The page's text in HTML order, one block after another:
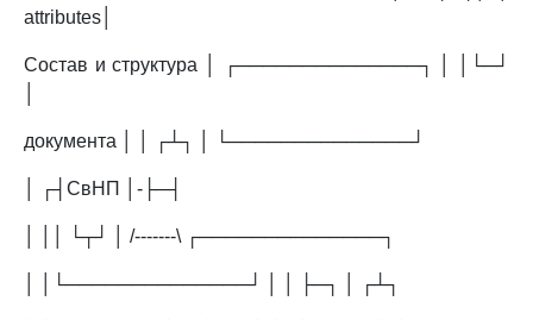
attributes│
Состав и структура │ ┌──────────────┐ │ │└─┘
документа │ │ ┌┴┐ │ └──────────────┘
│ ┌┤СвНП │-├─┤
│ ││ └┬┘ │ /-------\ ┌──────────────┐
│ │└──────────────┘ │ │ ├─┐ │ ┌┴┐